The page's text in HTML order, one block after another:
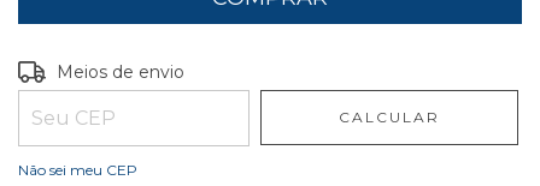
Entregas para o CEP:
Meios de envio
CALCULAR
Não sei meu CEP